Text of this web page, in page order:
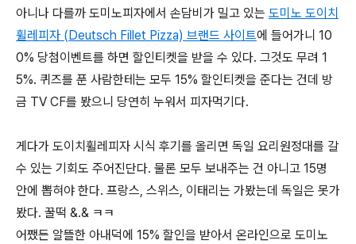
아니나 다를까 도미노피자에서 손담비가 밀고 있는 도미노 도이치
휠레피자 ( Deutsch Fillet Pizza) 브랜드 사이트에 들어가니 10
0% 당첨이벤트를 하면 할인티켓을 받을 수 있다. 그것도 무려 1
5%. 퀴즈를 푼 사람한테는 모두 15% 할인티켓을 준다는 건데 방
금 TV CF를 봤으니 당연히 누워서 피자먹기다.
게다가 도이치휠레피자 시식 후기를 올리면 독일 요리원정대를 갈
수 있는 기회도 주어진단다. 물론 모두 보내주는 건 아니고 15명
안에 뽑혀야 한다. 프랑스, 스위스, 이태리는 가봤는데 독일은 못가
봤다. 꿀떡 &.& ㅋㅋ
어쨌든 알뜰한 아내덕에 15% 할인을 받아서 온라인으로 도미노